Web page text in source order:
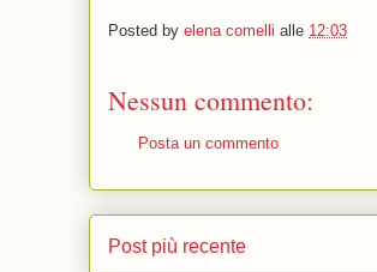
Posted by elena comelli alle 12:03
Nessun commento:
Posta un commento
Post più recente